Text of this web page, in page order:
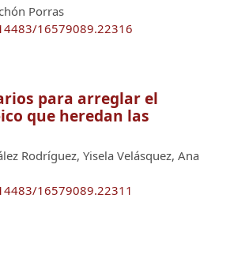
Porras
16579089.22316
para arreglar el
que heredan las
Rodríguez, Yisela Velásquez, Ana
16579089.22311